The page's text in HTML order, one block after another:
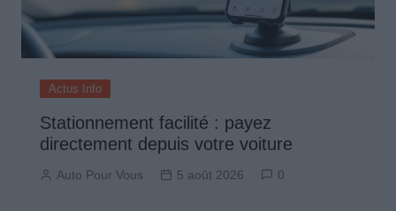
Actus Info
Stationnement facilité : payez
directement depuis votre voiture
Auto Pour Vous 5 août 2026 0